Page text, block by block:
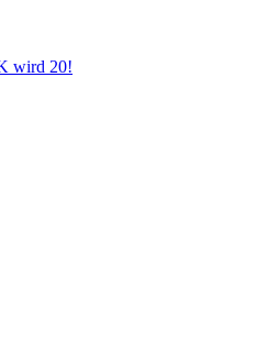
wird 20!